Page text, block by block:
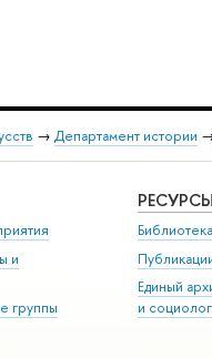
→ Департамент истории
и
группы
РЕСУРСЫ
Библиотека
Единый
и